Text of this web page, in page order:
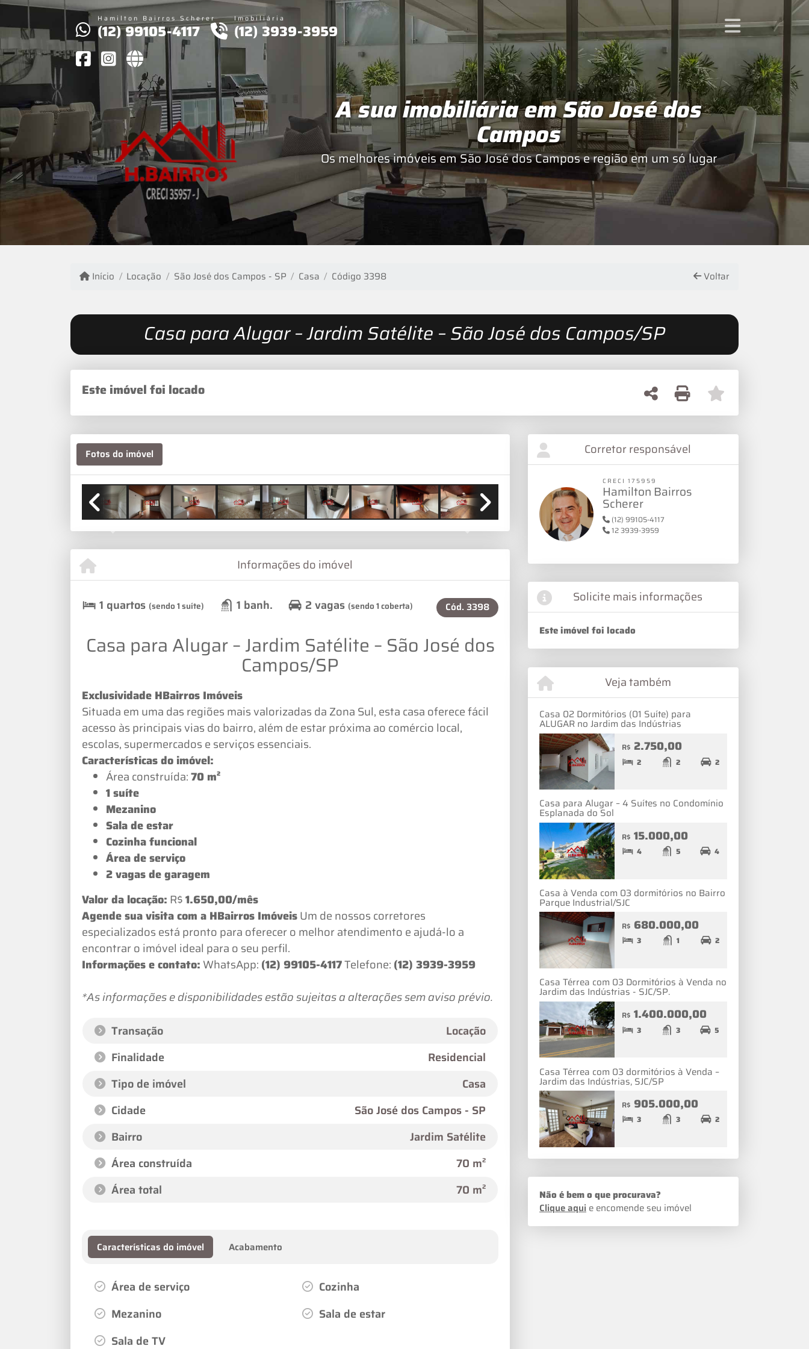
Hamilton Bairros Scherer
(12) 99105-4117
Imobiliária
(12) 3939-3959
A sua imobiliária em São José dos
Campos
Os melhores imóveis em São José dos Campos e região em um só lugar
Início Locação São José dos Campos - SP Casa Código 3398 Voltar
Casa para Alugar – Jardim Satélite – São José dos Campos/SP
Este imóvel foi locado
Fotos do imóvel
Previous Next
Informações do imóvel
1 quartos (sendo 1 suíte) 1 banh. 2 vagas (sendo 1 coberta) Cód.3398
Casa para Alugar – Jardim Satélite – São José dos
Campos/SP
Exclusividade HBairros Imóveis
Situada em uma das regiões mais valorizadas da Zona Sul, esta casa oferece fácil
acesso às principais vias do bairro, além de estar próxima ao comércio local,
escolas, supermercados e serviços essenciais.
Características do imóvel:
Área construída:70 m²
1 suíte
Mezanino
Sala de estar
Cozinha funcional
Área de serviço
2 vagas de garagem
Valor da locação: R$1.650,00/mês
Agende sua visita com a HBairros ImóveisUm de nossos corretores
especializados está pronto para oferecer o melhor atendimento e ajudá-lo a
encontrar o imóvel ideal para o seu perfil.
Informações e contato: WhatsApp: (12) 99105-4117Telefone: (12) 3939-3959
*As informações e disponibilidades estão sujeitas a alterações sem aviso prévio.
Transação
Locação
Finalidade
Residencial
Tipo de imóvel
Casa
Cidade
São José dos Campos - SP
Bairro
Jardim Satélite
Área construída
70 m²
Área total
70 m²
Características do imóvel Acabamento
Área de serviço
Cozinha
Mezanino
Sala de estar
Sala de TV
Corretor responsável
CRECI 175959
Hamilton Bairros
Scherer
(12) 99105-4117
12 3939-3959
Solicite mais informações
Este imóvel foi locado
Veja também
Casa 02 Dormitórios (01 Suíte) para
ALUGAR no Jardim das Indústrias
R$ 2.750,00
2 2 2
Casa para Alugar – 4 Suítes no Condomínio
Esplanada do Sol
R$ 15.000,00
4 5 4
Casa à Venda com 03 dormitórios no Bairro
Parque Industrial/SJC
R$ 680.000,00
3 1 2
Casa Térrea com 03 Dormitórios à Venda no
Jardim das Indústrias - SJC/SP.
R$ 1.400.000,00
3 3 5
Casa Térrea com 03 dormitórios à Venda –
Jardim das Indústrias, SJC/SP
R$ 905.000,00
3 3 2
Não é bem o que procurava?
Clique aqui e encomende seu imóvel